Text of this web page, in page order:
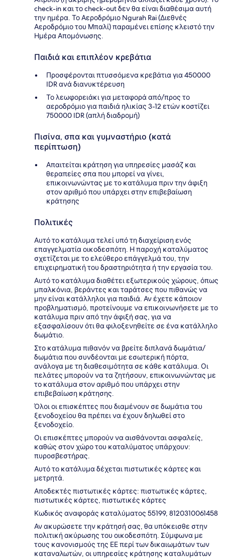
check-in και το check-out δεν θα είναι διαθέσιμα αυτή
την ημέρα. Το Αεροδρόμιο Ngurah Rai (Διεθνές
Αεροδρόμιο του Μπαλί) παραμένει επίσης κλειστό την
Ημέρα Απομόνωσης.
Παιδιά και επιπλέον κρεβάτια
Προσφέρονται πτυσσόμενα κρεβάτια για 450000
IDR ανά διανυκτέρευση
Το λεωφορειάκι για μεταφορά από/προς το
αεροδρόμιο για παιδιά ηλικίας 3-12 ετών κοστίζει
750000 IDR (απλή διαδρομή)
Πισίνα, σπα και γυμναστήριο (κατά
περίπτωση)
Απαιτείται κράτηση για υπηρεσίες μασάζ και
θεραπείες σπα που μπορεί να γίνει,
επικοινωνώντας με το κατάλυμα πριν την άφιξη
στον αριθμό που υπάρχει στην επιβεβαίωση
κράτησης
Πολιτικές
Αυτό το κατάλυμα τελεί υπό τη διαχείριση ενός
επαγγελματία οικοδεσπότη. Η παροχή καταλύματος
σχετίζεται με το ελεύθερο επάγγελμά του, την
επιχειρηματική του δραστηριότητα ή την εργασία του.
Αυτό το κατάλυμα διαθέτει εξωτερικούς χώρους, όπως
μπαλκόνια, βεράντες και ταράτσες που πιθανώς να
μην είναι κατάλληλοι για παιδιά. Αν έχετε κάποιον
προβληματισμό, προτείνουμε να επικοινωνήσετε με το
κατάλυμα πριν από την άφιξή σας, για να
εξασφαλίσουν ότι θα φιλοξενηθείτε σε ένα κατάλληλο
δωμάτιο.
Στο κατάλυμα πιθανόν να βρείτε διπλανά δωμάτια/
δωμάτια που συνδέονται με εσωτερική πόρτα,
ανάλογα με τη διαθεσιμότητα σε κάθε κατάλυμα. Οι
πελάτες μπορούν να τα ζητήσουν, επικοινωνώντας με
το κατάλυμα στον αριθμό που υπάρχει στην
επιβεβαίωση κράτησης.
Όλοι οι επισκέπτες που διαμένουν σε δωμάτια του
ξενοδοχείου θα πρέπει να έχουν δηλωθεί στο
ξενοδοχείο.
Οι επισκέπτες μπορούν να αισθάνονται ασφαλείς,
καθώς στον χώρο του καταλύματος υπάρχουν:
πυροσβεστήρας.
Αυτό το κατάλυμα δέχεται πιστωτικές κάρτες και
μετρητά.
Αποδεκτές πιστωτικές κάρτες: πιστωτικές κάρτες,
πιστωτικές κάρτες, πιστωτικές κάρτες
Κωδικός αναφοράς καταλύματος 55199, 8120310061458
Αν ακυρώσετε την κράτησή σας, θα υπόκεισθε στην
πολιτική ακύρωσης του οικοδεσπότη. Σύμφωνα με
τους κανονισμούς της ΕΕ περί των δικαιωμάτων των
καταναλωτών, οι υπηρεσίες κράτησης καταλυμάτων